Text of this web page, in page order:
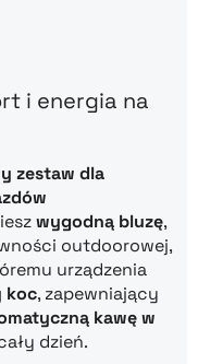
i energia na
zestaw dla
wygodną bluzę,
outdoorowej,
urządzenia
koc, zapewniający
kawę w
dzień.